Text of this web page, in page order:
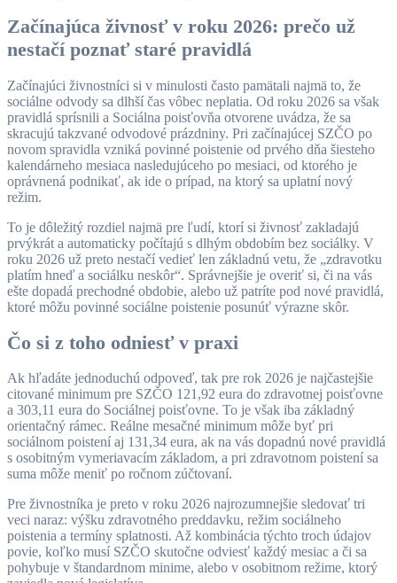
Začínajúca živnosť v roku 2026: prečo už
nestačí poznať staré pravidlá
Začínajúci živnostníci si v minulosti často pamätali najmä to, že
sociálne odvody sa dlhší čas vôbec neplatia. Od roku 2026 sa však
pravidlá sprísnili a Sociálna poisťovňa otvorene uvádza, že sa
skracujú takzvané odvodové prázdniny. Pri začínajúcej SZČO po
novom spravidla vzniká povinné poistenie od prvého dňa šiesteho
kalendárneho mesiaca nasledujúceho po mesiaci, od ktorého je
oprávnená podnikať, ak ide o prípad, na ktorý sa uplatní nový
režim.
To je dôležitý rozdiel najmä pre ľudí, ktorí si živnosť zakladajú
prvýkrát a automaticky počítajú s dlhým obdobím bez sociálky. V
roku 2026 už preto nestačí vedieť len základnú vetu, že „zdravotku
platím hneď a sociálku neskôr“. Správnejšie je overiť si, či na vás
ešte dopadá prechodné obdobie, alebo už patríte pod nové pravidlá,
ktoré môžu povinné sociálne poistenie posunúť výrazne skôr.
Čo si z toho odniesť v praxi
Ak hľadáte jednoduchú odpoveď, tak pre rok 2026 je najčastejšie
citované minimum pre SZČO 121,92 eura do zdravotnej poisťovne
a 303,11 eura do Sociálnej poisťovne. To je však iba základný
orientačný rámec. Reálne mesačné minimum môže byť pri
sociálnom poistení aj 131,34 eura, ak na vás dopadnú nové pravidlá
s osobitným vymeriavacím základom, a pri zdravotnom poistení sa
suma môže meniť po ročnom zúčtovaní.
Pre živnostníka je preto v roku 2026 najrozumnejšie sledovať tri
veci naraz: výšku zdravotného preddavku, režim sociálneho
poistenia a termíny splatnosti. Až kombinácia týchto troch údajov
povie, koľko musí SZČO skutočne odviesť každý mesiac a či sa
pohybuje v štandardnom minime, alebo v osobitnom režime, ktorý